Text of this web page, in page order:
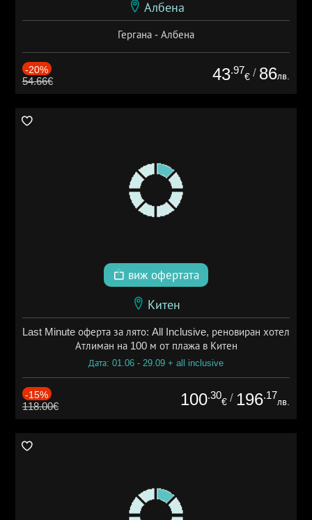
Албена
Гергана - Албена
-20%
54.66€ 43.97
€ / 86лв.
виж офертата
Китен
Last Minute оферта за лято: All Inclusive, реновиран хотел
Атлиман на 100 м от плажа в Китен
Дата: 01.06 - 29.09 + all inclusive
-15%
118.00€ 100.30
€ / 196.17
лв.